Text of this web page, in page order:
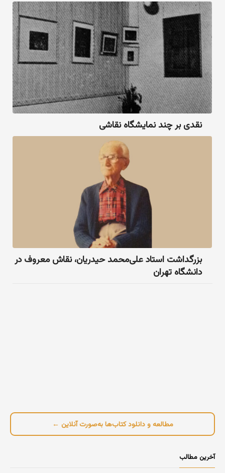
نقدی بر چند نمایشگاه نقاشی
بزرگداشت استاد علی‌محمد حیدریان، نقاش معروف در
دانشگاه تهران
مطالعه و دانلود کتاب‌ها به‌صورت آنلاین ←
آخرین مطالب